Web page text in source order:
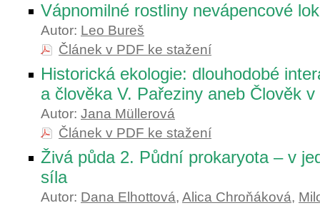
Vápnomilné rostliny nevápencové
Autor: Leo Bureš
Článek v PDF ke stažení
Historická ekologie: dlouhodobé
a člověka V. Pařeziny aneb Člověk v
Autor: Jana Müllerová
Článek v PDF ke stažení
Živá půda 2. Půdní prokaryota – v
síla
Autor: Dana Elhottová, Alica Chroňáková,